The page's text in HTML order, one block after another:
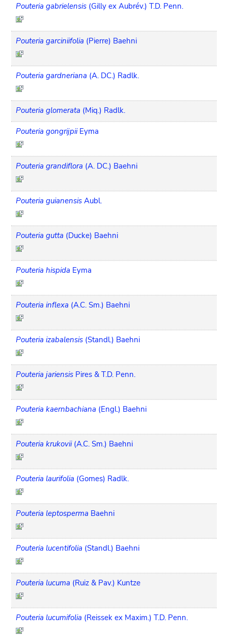
Pouteria gabrielensis (Gilly ex Aubrév.) T.D. Penn.
Pouteria garciniifolia (Pierre) Baehni
Pouteria gardneriana (A. DC.) Radlk.
Pouteria glomerata (Miq.) Radlk.
Pouteria gongrijpii Eyma
Pouteria grandiflora (A. DC.) Baehni
Pouteria guianensis Aubl.
Pouteria gutta (Ducke) Baehni
Pouteria hispida Eyma
Pouteria inflexa (A.C. Sm.) Baehni
Pouteria izabalensis (Standl.) Baehni
Pouteria jariensis Pires & T.D. Penn.
Pouteria kaernbachiana (Engl.) Baehni
Pouteria krukovii (A.C. Sm.) Baehni
Pouteria laurifolia (Gomes) Radlk.
Pouteria leptosperma Baehni
Pouteria lucentifolia (Standl.) Baehni
Pouteria lucuma (Ruiz & Pav.) Kuntze
Pouteria lucumifolia (Reissek ex Maxim.) T.D. Penn.